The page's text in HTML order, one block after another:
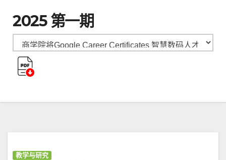
2025 第一期
教学与研究